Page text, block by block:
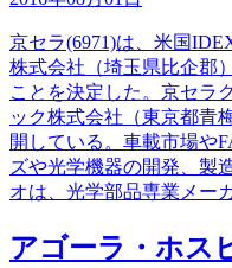
京セラ(6971)は、米国
株式会社（埼玉県比企郡
ことを決定した。京セラ
ック株式会社（東京都青
開している。車載市場や
ズや光学機器の開発、製
オは、光学部品専業メー
アゴーラ・ホス